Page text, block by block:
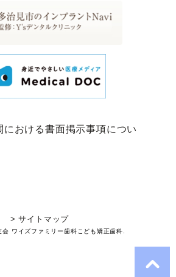
> サイトマップ
ワイズファミリー歯科こども矯正歯科.